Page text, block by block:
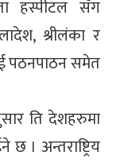
हस्पीटल सँग
श्रीलंका र
पठनपाठन समेत
ति देशहरुमा
। अन्तराष्ट्रिय